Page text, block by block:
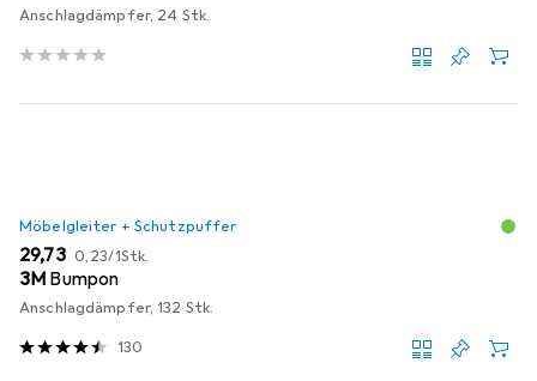
Anschlagdämpfer, 24 Stk.
Möbelgleiter + Schutzpuffer
EUR
29,73 EUR
0,23/1Stk.
3M Bumpon
Anschlagdämpfer, 132 Stk.
130